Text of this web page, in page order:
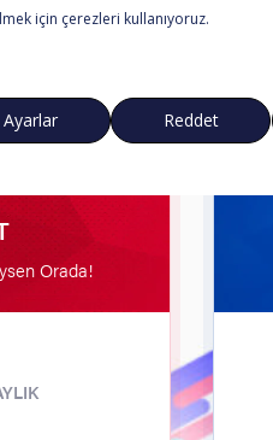
yok, dekoder yok, 3
Orada!